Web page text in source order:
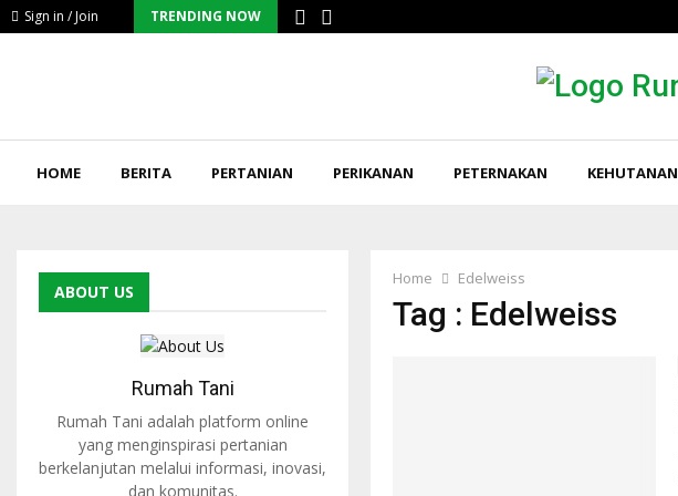
Sign in / Join TRENDING NOW
HOME BERITA PERTANIAN PERIKANAN PETERNAKAN KEHUTANAN
Home Edelweiss
Tag : Edelweiss
ABOUT US
Rumah Tani
Rumah Tani adalah platform online
yang menginspirasi pertanian
berkelanjutan melalui informasi, inovasi,
dan komunitas.